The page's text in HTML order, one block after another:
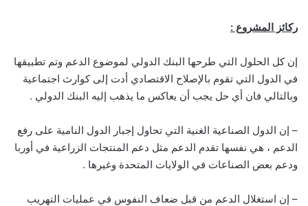
ركائز المشروع :
إن كل الحلول التي طرحها البنك الدولي لموضوع الدعم وتم تطبيقها
في الدول التي تقوم بالإصلاح الاقتصادي أدت إلى كوارث اجتماعية
وبالتالي فان أي حل يجب أن يعاكس ما يذهب إليه البنك الدولي .
– إن الدول الصناعية الغنية التي تحاول إجبار الدول النامية على رفع
الدعم ، هي نفسها تقدم الدعم مثل دعم المنتجات الزراعية في أوربا
ودعم بعض الصناعات في الولايات المتحدة وغيرها .
– إن استغلال الدعم من قبل ضعاف النفوس في عمليات التهريب